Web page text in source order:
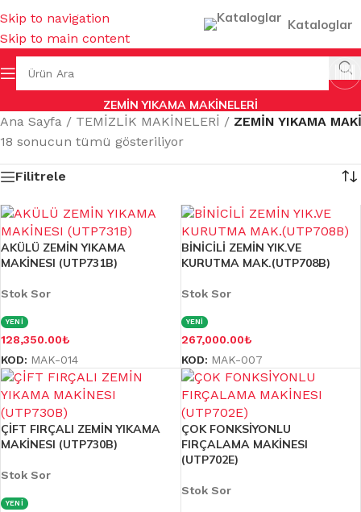
Skip to navigation
Skip to main content
Kataloglar
ZEMİN YIKAMA MAKİNELERİ
Ana Sayfa / TEMİZLİK MAKİNELERİ / ZEMİN YIKAMA
18 sonucun tümü gösteriliyor
Filitrele
AKÜLÜ ZEMİN YIKAMA
MAKİNESI (UTP731B)
Stok Sor
YENİ
128,350.00₺
KOD: MAK-014
BİNİCİLİ ZEMİN YIK.VE
KURUTMA MAK.(UTP708B)
Stok Sor
YENİ
267,000.00₺
KOD: MAK-007
ÇİFT FIRÇALI ZEMİN YIKAMA
MAKİNESI (UTP730B)
Stok Sor
YENİ
ÇOK FONKSİYONLU
FIRÇALAMA MAKİNESI
(UTP702E)
Stok Sor